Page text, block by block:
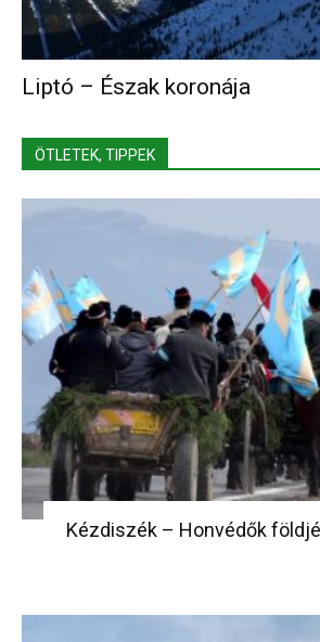
Liptó – Észak koronája
ÖTLETEK, TIPPEK
Kézdiszék – Honvédők